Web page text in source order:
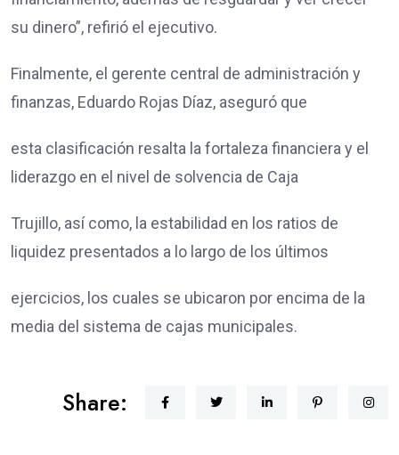
su dinero”, refirió el ejecutivo.
Finalmente, el gerente central de administración y
finanzas, Eduardo Rojas Díaz, aseguró que
esta clasificación resalta la fortaleza financiera y el
liderazgo en el nivel de solvencia de Caja
Trujillo, así como, la estabilidad en los ratios de
liquidez presentados a lo largo de los últimos
ejercicios, los cuales se ubicaron por encima de la
media del sistema de cajas municipales.
Share: